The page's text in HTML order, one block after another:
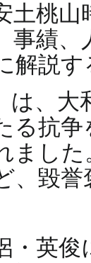
土桃
事績
説す
は、
る抗
まし
、毀
・英